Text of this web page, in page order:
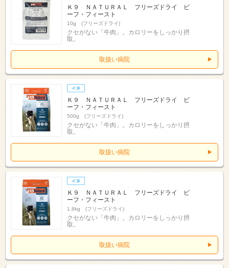
Ｋ９ ＮＡＴＵＲＡＬ フリーズドライ ビ
ーフ・フィースト
10g (フリーズドライ)
クセがない「牛肉」。カロリーをしっかり摂
取。
取扱い病院
Ｋ９ ＮＡＴＵＲＡＬ フリーズドライ ビ
ーフ・フィースト
500g (フリーズドライ)
クセがない「牛肉」。カロリーをしっかり摂
取。
取扱い病院
Ｋ９ ＮＡＴＵＲＡＬ フリーズドライ ビ
ーフ・フィースト
1.8kg (フリーズドライ)
クセがない「牛肉」。カロリーをしっかり摂
取。
取扱い病院